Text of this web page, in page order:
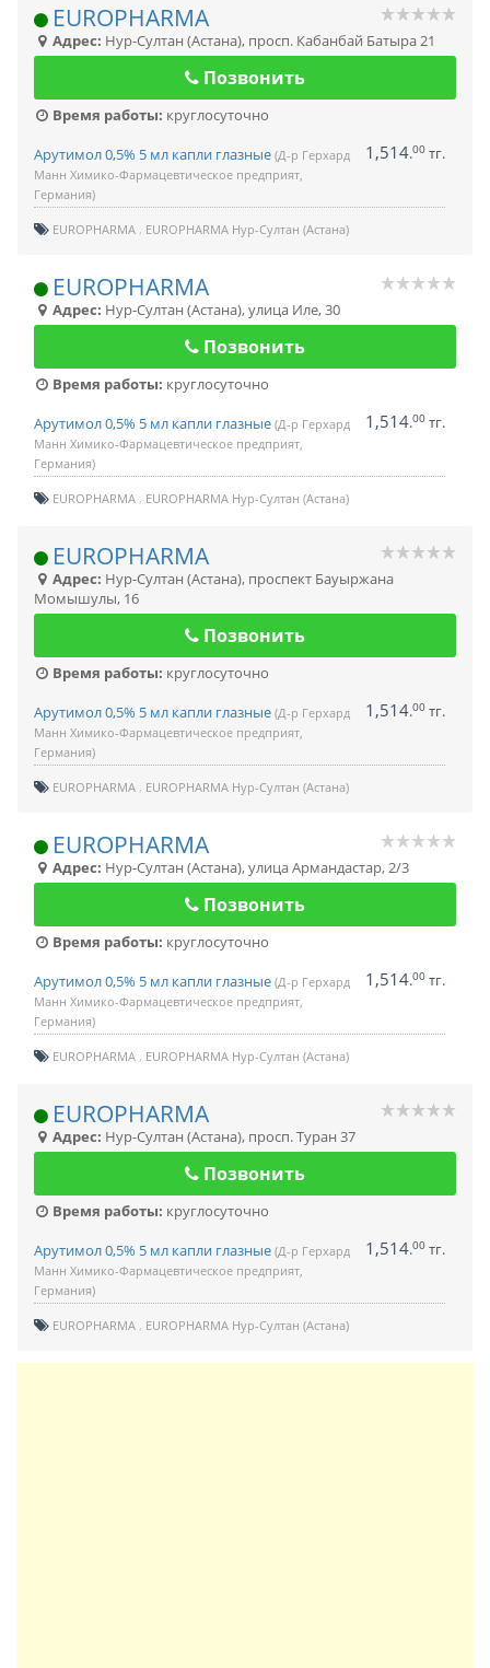
EUROPHARMA
Адрес: Нур-Султан (Астана), просп. Кабанбай Батыра 21
Позвонить
Время работы: круглосуточно
Арутимол 0,5% 5 мл капли глазные (Д-р Герхард
Манн Химико-Фармацевтическое предприят,
Германия)
1,514.00 тг.
EUROPHARMA EUROPHARMA Нур-Султан (Астана)
EUROPHARMA
Адрес: Нур-Султан (Астана),улица Иле, 30
Позвонить
Время работы: круглосуточно
Арутимол 0,5% 5 мл капли глазные (Д-р Герхард
Манн Химико-Фармацевтическое предприят,
Германия)
1,514.00 тг.
EUROPHARMA EUROPHARMA Нур-Султан (Астана)
EUROPHARMA
Адрес: Нур-Султан (Астана), проспект Бауыржана
Момышулы, 16
Позвонить
Время работы: круглосуточно
Арутимол 0,5% 5 мл капли глазные (Д-р Герхард
Манн Химико-Фармацевтическое предприят,
Германия)
1,514.00 тг.
EUROPHARMA EUROPHARMA Нур-Султан (Астана)
EUROPHARMA
Адрес: Нур-Султан (Астана),улица Армандастар, 2/3
Позвонить
Время работы: круглосуточно
Арутимол 0,5% 5 мл капли глазные (Д-р Герхард
Манн Химико-Фармацевтическое предприят,
Германия)
1,514.00 тг.
EUROPHARMA EUROPHARMA Нур-Султан (Астана)
EUROPHARMA
Адрес: Нур-Султан (Астана), просп. Туран 37
Позвонить
Время работы: круглосуточно
Арутимол 0,5% 5 мл капли глазные (Д-р Герхард
Манн Химико-Фармацевтическое предприят,
Германия)
1,514.00 тг.
EUROPHARMA EUROPHARMA Нур-Султан (Астана)